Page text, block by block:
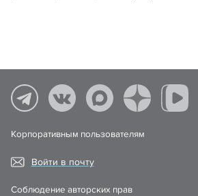
Корпоративным пользователям
Войти в почту
Соблюдение авторских прав